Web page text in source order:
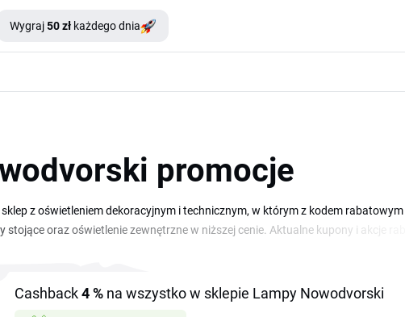
Wygraj50 zł każdego dnia
promocje
z oświetleniem dekoracyjnym i technicznym, w którym z kodem
stojące oraz oświetlenie zewnętrzne w niższej cenie. Aktualne kupony i akcje
koszty wysyłki. Każdy kupon wpisujesz w polu na kod w koszyku, a cena
danej promocji.
Cashback4 % na wszystko w sklepie Lampy Nowodvorski